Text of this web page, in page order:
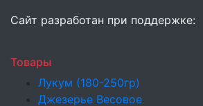
Сайт разработан при поддержке:
Товары
Лукум (180-250гр)
Джезерье Весовое